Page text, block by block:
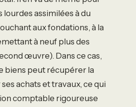
lourdes assimilées à du
aux fondations, à la
à neuf plus des
œuvre). Dans ce cas,
biens peut récupérer la
achats et travaux, ce qui
comptable rigoureuse